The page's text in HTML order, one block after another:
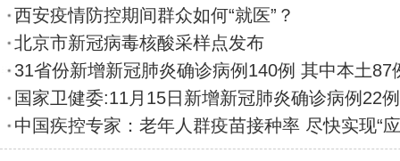
西安疫情防控期间群众如何“就医”？
北京市新冠病毒核酸采样点发布
31省份新增新冠肺炎确诊病例140例 其中本土87
国家卫健委:11月15日新增新冠肺炎确诊病例22例
中国疾控专家：老年人群疫苗接种率 尽快实现“